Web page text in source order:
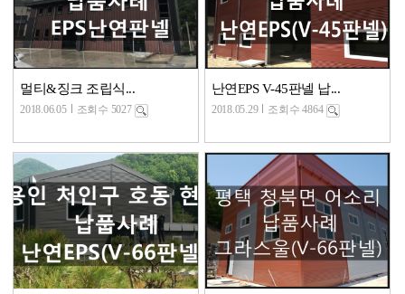
멀티&징크 조립식...
2018.06.05 조회수 5027
난연EPS V-45판넬 납...
2018.05.29 조회수 4864